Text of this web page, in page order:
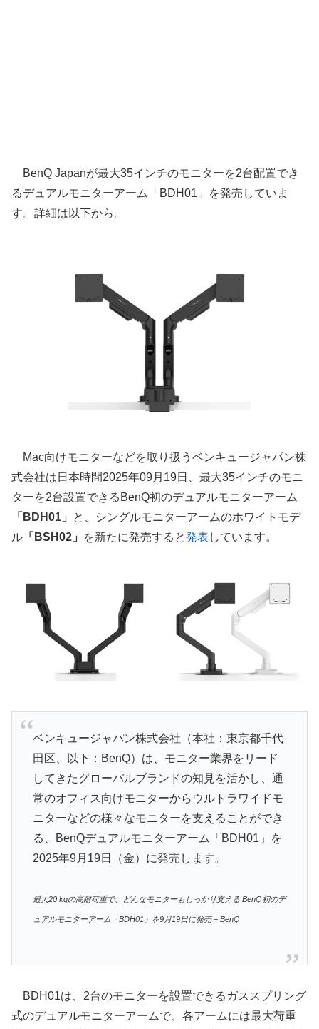
BenQ Japanが最大35インチのモニターを2台配置でき
るデュアルモニターアーム「BDH01」を発売していま
す。詳細は以下から。
Mac向けモニターなどを取り扱うベンキュージャパン株
式会社は日本時間2025年09月19日、最大35インチのモニ
ターを2台設置できるBenQ初のデュアルモニターアーム
「BDH01」
と、シングルモニターアームのホワイトモデ
ル 「BSH02」 を新たに発売すると発表 しています。
ベンキュージャパン株式会社（本社：東京都千代
田区、以下：BenQ）は、モニター業界をリード
してきたグローバルブランドの知見を活かし、通
常のオフィス向けモニターからウルトラワイドモ
ニターなどの様々なモニターを支えることができ
る、BenQデュアルモニターアーム「BDH01」を
2025年9月19日（金）に発売します。
最大20 kgの高耐荷重で、どんなモニターもしっかり支える BenQ初のデ
ュアルモニターアーム「BDH01」を9月19日に発売 – BenQ
BDH01は、2台のモニターを設置できるガススプリング
式のデュアルモニターアームで、各アームには最大荷重